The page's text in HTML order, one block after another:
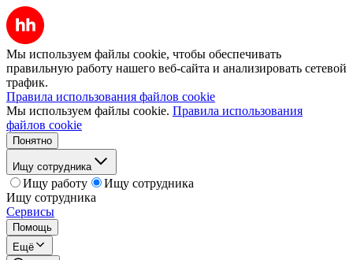
Мы используем файлы cookie, чтобы обеспечивать
правильную работу нашего веб-сайта и анализировать сетевой
трафик.
Правила использования файлов cookie
Мы используем файлы cookie. Правила использования
файлов cookie
Понятно
Ищу сотрудника
Ищу работу
Ищу сотрудника
Ищу сотрудника
Сервисы
Помощь
Ещё